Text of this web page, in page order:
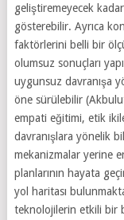
geliştiremeyecek kadar
gösterebilir. Ayrıca
faktörlerini belli bir
olumsuz sonuçları
uygunsuz davranışa
öne sürülebilir
empati eğitimi, etik
davranışlara yönelik
mekanizmalar yerine
planlarının hayata
yol haritası
teknolojilerin etkili bir